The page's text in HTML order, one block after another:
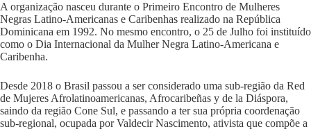
A organização nasceu durante o Primeiro Encontro de Mulheres
Negras Latino-Americanas e Caribenhas realizado na República
Dominicana em 1992. No mesmo encontro, o 25 de Julho foi instituído
como o Dia Internacional da Mulher Negra Latino-Americana e
Caribenha.
Desde 2018 o Brasil passou a ser considerado uma sub-região da Red
de Mujeres Afrolatinoamericanas, Afrocaribeñas y de la Diáspora,
saindo da região Cone Sul, e passando a ter sua própria coordenação
sub-regional, ocupada por Valdecir Nascimento, ativista que compõe a